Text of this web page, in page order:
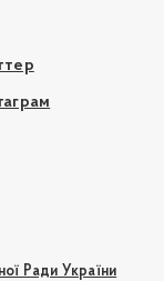
Ради України